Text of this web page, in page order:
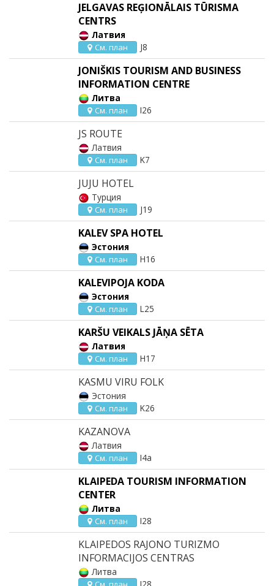
JELGAVAS REĢIONĀLAIS TŪRISMA
CENTRS
Латвия
См. план J8
JONIŠKIS TOURISM AND BUSINESS
INFORMATION CENTRE
Литва
См. план I26
JS ROUTE
Латвия
См. план K7
JUJU HOTEL
Турция
См. план J19
KALEV SPA HOTEL
Эстония
См. план H16
KALEVIPOJA KODA
Эстония
См. план L25
KARŠU VEIKALS JĀŅA SĒTA
Латвия
См. план H17
KASMU VIRU FOLK
Эстония
См. план K26
KAZANOVA
Латвия
См. план I4a
KLAIPEDA TOURISM INFORMATION
CENTER
Литва
См. план I28
KLAIPEDOS RAJONO TURIZMO
INFORMACIJOS CENTRAS
Литва